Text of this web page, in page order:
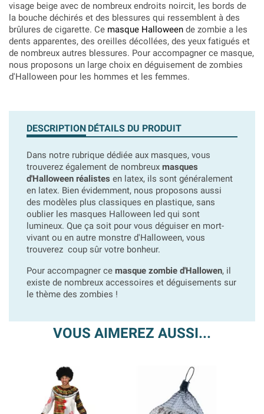
visage beige avec de nombreux endroits noircit, les bords de
la bouche déchirés et des blessures qui ressemblent à des
brûlures de cigarette. Ce masque Halloween de zombie a les
dents apparentes, des oreilles décollées, des yeux fatigués et
de nombreux autres blessures. Pour accompagner ce masque,
nous proposons un large choix en déguisement de zombies
d'Halloween pour les hommes et les femmes.
DESCRIPTION DÉTAILS DU PRODUIT
Dans notre rubrique dédiée aux masques, vous
trouverez également de nombreux masques
d'Halloween réalistes en latex, ils sont généralement
en latex. Bien évidemment, nous proposons aussi
des modèles plus classiques en plastique, sans
oublier les masques Halloween led qui sont
lumineux. Que ça soit pour vous déguiser en mort-
vivant ou en autre monstre d'Halloween, vous
trouverez coup sûr votre bonheur.
Pour accompagner ce masque zombie d'Hallowen, il
existe de nombreux accessoires et déguisements sur
le thème des zombies !
VOUS AIMEREZ AUSSI...